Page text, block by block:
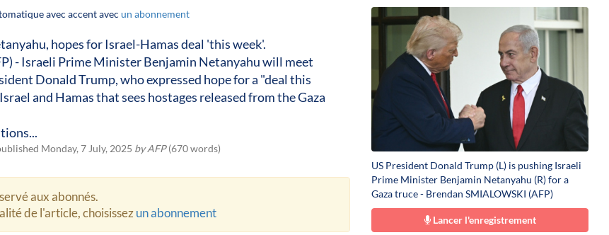
avec accent avecun abonnement
hopes for Israel-Hamas deal 'this week'.
- Israeli Prime Minister Benjamin Netanyahu will meet
Donald Trump, who expressed hope for a "deal this
and Hamas that sees hostages released from the Gaza
Monday, 7 July, 2025 by AFP(670 words)
aux abonnés.
de l'article, choisissezun abonnement
US President Donald Trump (L) is pushing Israeli
Prime Minister Benjamin Netanyahu (R) for a
Gaza truce - Brendan SMIALOWSKI (AFP)
Lancer l'enregistrement